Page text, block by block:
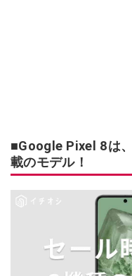
■Google Pixel 8は
載のモデル！